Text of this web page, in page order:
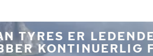
TYRES ER
KONTINUERLIG